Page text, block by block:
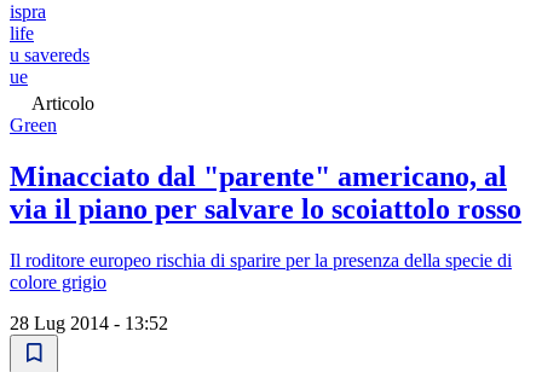
ispra
life
u savereds
ue
Articolo
Green
Minacciato dal "parente" americano, al
via il piano per salvare lo scoiattolo rosso
Il roditore europeo rischia di sparire per la presenza della specie di
colore grigio
28 Lug 2014 - 13:52